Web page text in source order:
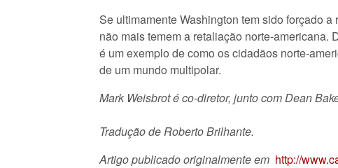
Se ultimamente Washington tem sido forçado
não mais temem a retaliação norte-
é um exemplo de como os cidadãos norte-
de um mundo multipolar.
Mark Weisbrot é co-diretor, junto com Dean
Tradução de Roberto Brilhante.
Artigo publicado originalmente em http://